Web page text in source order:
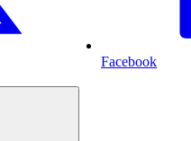
Facebook